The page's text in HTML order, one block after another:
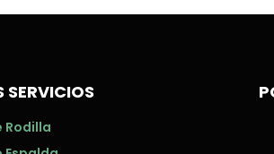
SERVICIOS
Rodilla